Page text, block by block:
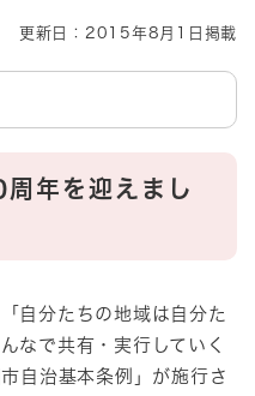
更新日：2015年8月1日掲載
年を迎えまし
自分たちの地域は自分た
なで共有・実行していく
自治基本条例」が施行さ